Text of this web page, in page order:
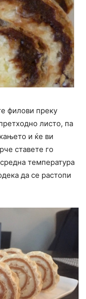
филови преку
листо, па
и ќе ви
ставете го
температура
да се растопи